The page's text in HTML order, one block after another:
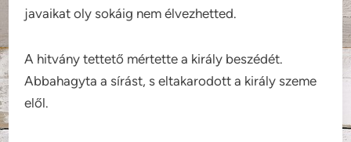
javaikat oly sokáig nem élvezhetted.
A hitvány tettető mértette a király beszédét.
Abbahagyta a sírást, s eltakarodott a király szeme
elől.